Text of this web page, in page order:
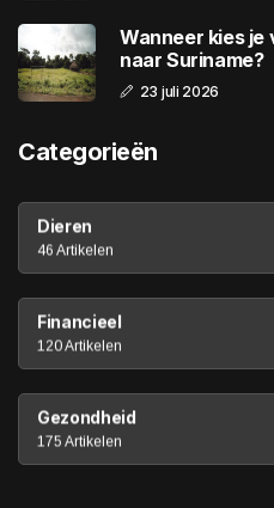
Wanneer kies je
naar Suriname?
23 juli 2026
Categorieën
Dieren
46 Artikelen
Financieel
120 Artikelen
Gezondheid
175 Artikelen